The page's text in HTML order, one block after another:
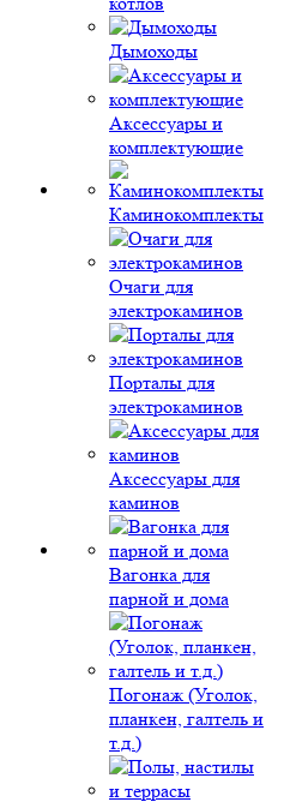
Дымоходы
Аксессуары и
комплектующие
Каминокомплекты
Очаги для
электрокаминов
Порталы для
электрокаминов
Аксессуары для
каминов
Вагонка для
парной и дома
Погонаж (Уголок,
планкен, галтель и
т.д.)